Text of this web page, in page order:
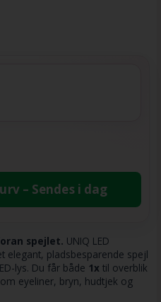
– Sendes i dag
spejlet. UNIQ LED
pladsbesparende spejl
lys. Du får både 1x til overblik
eyeliner, bryn, hudtjek og